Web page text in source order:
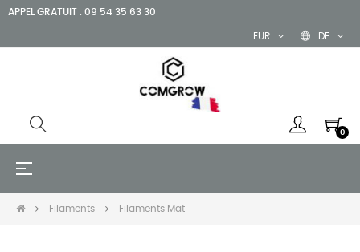
APPEL GRATUIT : 09 54 35 63 30
DE
EUR
0
Umschalten
☰
Filaments Filaments Mat